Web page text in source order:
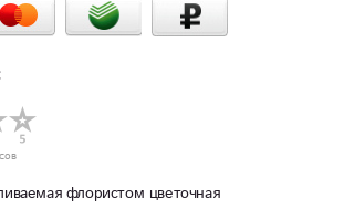
флористом цветочная